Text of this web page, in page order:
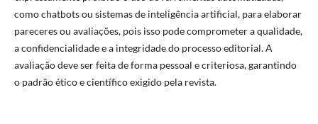
como chatbots ou sistemas de inteligência artificial, para elaborar
pareceres ou avaliações, pois isso pode comprometer a qualidade,
a confidencialidade e a integridade do processo editorial. A
avaliação deve ser feita de forma pessoal e criteriosa, garantindo
o padrão ético e científico exigido pela revista.